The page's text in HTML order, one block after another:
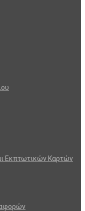
Εκπτωτικών Καρτών